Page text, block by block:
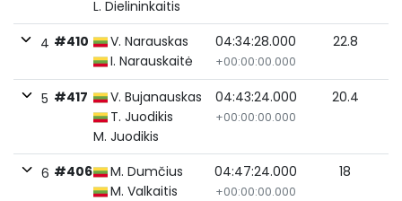
L. Dielininkaitis
4 #410
V. Narauskas
I. Narauskaitė
04:34:28.000
+00:00:00.000
22.8
5 #417
V. Bujanauskas
T. Juodikis
M. Juodikis
04:43:24.000
+00:00:00.000
20.4
6 #406
M. Dumčius
M. Valkaitis
04:47:24.000
+00:00:00.000
18